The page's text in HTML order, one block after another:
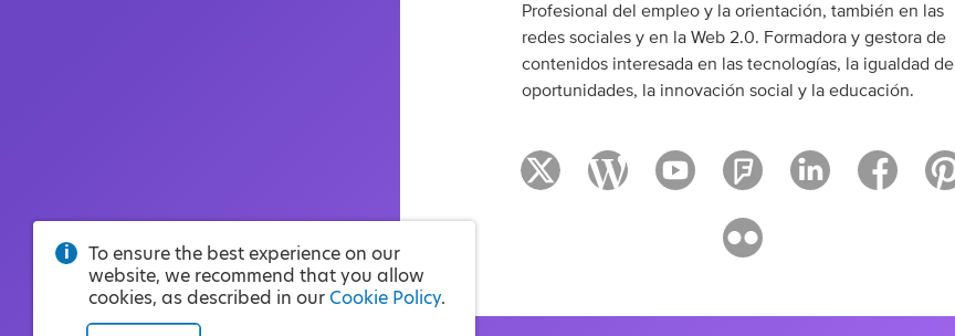
Profesional del empleo y la orientación, también en las
redes sociales y en la Web 2.0. Formadora y gestora de
contenidos interesada en las tecnologías, la igualdad de
oportunidades, la innovación social y la educación.
To ensure the best experience on our
website, we recommend that you allow
cookies, as described in our Cookie Policy.